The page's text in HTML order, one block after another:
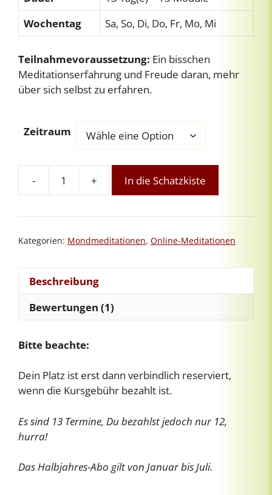
Wochentag
Sa, So, Di, Do, Fr, Mo, Mi
Teilnahmevoraussetzung: Ein bisschen
Meditationserfahrung und Freude daran, mehr
über sich selbst zu erfahren.
Zeitraum
-
Vollmond-
23
+ In die Schatzkiste
Kategorien: Mondmeditationen, Online-Meditationen
Beschreibung
Bewertungen (1)
Bitte beachte:
Dein Platz ist erst dann verbindlich reserviert,
wenn die Kursgebühr bezahlt ist.
Es sind 13 Termine, Du bezahlst jedoch nur 12,
hurra!
Das Halbjahres-Abo gilt von Januar bis Juli.